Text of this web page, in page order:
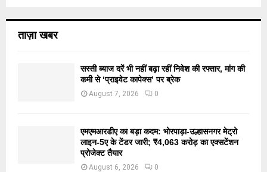
ताज़ा खबर
सस्ती ब्याज दरें भी नहीं बढ़ा रहीं निवेश की रफ्तार, मांग की
कमी से ‘प्राइवेट कापेक्स’ पर ब्रेक
August 7, 2026 0
एमएमआरडीए का बड़ा कदम: भोरपाड़ा-उल्हासनगर मेट्रो
लाइन-5ए के टेंडर जारी; ₹4,063 करोड़ का एक्सटेंशन
प्रोजेक्ट तैयार
August 6, 2026 0